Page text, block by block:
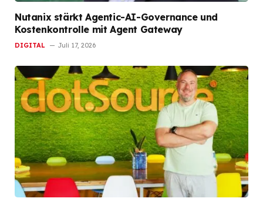
Nutanix stärkt Agentic-AI-Governance und
Kostenkontrolle mit Agent Gateway
DIGITAL Juli 17, 2026